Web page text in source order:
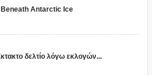
Antarctic Ice
δελτίο λόγω εκλογών...